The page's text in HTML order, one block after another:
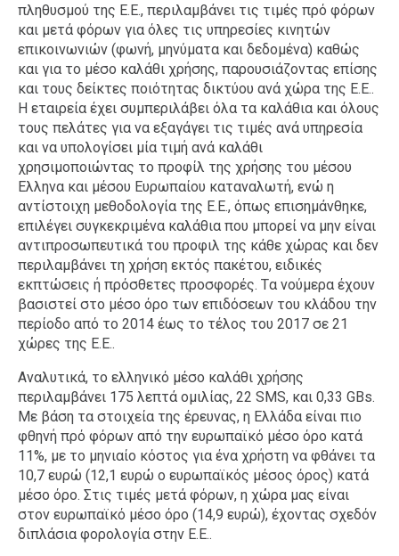
πληθυσμού της Ε.Ε., περιλαμβάνει τις τιμές πρό φόρων
και μετά φόρων για όλες τις υπηρεσίες κινητών
επικοινωνιών (φωνή, μηνύματα και δεδομένα) καθώς
και για το μέσο καλάθι χρήσης, παρουσιάζοντας επίσης
και τους δείκτες ποιότητας δικτύου ανά χώρα της Ε.Ε..
Η εταιρεία έχει συμπεριλάβει όλα τα καλάθια και όλους
τους πελάτες για να εξαγάγει τις τιμές ανά υπηρεσία
και να υπολογίσει μία τιμή ανά καλάθι
χρησιμοποιώντας το προφίλ της χρήσης του μέσου
Ελληνα και μέσου Ευρωπαίου καταναλωτή, ενώ η
αντίστοιχη μεθοδολογία της Ε.Ε., όπως επισημάνθηκε,
επιλέγει συγκεκριμένα καλάθια που μπορεί να μην είναι
αντιπροσωπευτικά του προφιλ της κάθε χώρας και δεν
περιλαμβάνει τη χρήση εκτός πακέτου, ειδικές
εκπτώσεις ή πρόσθετες προσφορές. Tα νούμερα έχουν
βασιστεί στο μέσο όρο των επιδόσεων του κλάδου την
περίοδο από το 2014 έως το τέλος του 2017 σε 21
χώρες της Ε.Ε..
Αναλυτικά, το ελληνικό μέσο καλάθι χρήσης
περιλαμβάνει 175 λεπτά ομιλίας, 22 SMS, και 0,33 GBs.
Με βάση τα στοιχεία της έρευνας, η Ελλάδα είναι πιο
φθηνή πρό φόρων από την ευρωπαϊκό μέσο όρο κατά
11%, με το μηνιαίο κόστος για ένα χρήστη να φθάνει τα
10,7 ευρώ (12,1 ευρώ ο ευρωπαϊκός μέσος όρος) κατά
μέσο όρο. Στις τιμές μετά φόρων, η χώρα μας είναι
στον ευρωπαϊκό μέσο όρο (14,9 ευρώ), έχοντας σχεδόν
διπλάσια φορολογία στην Ε.Ε..